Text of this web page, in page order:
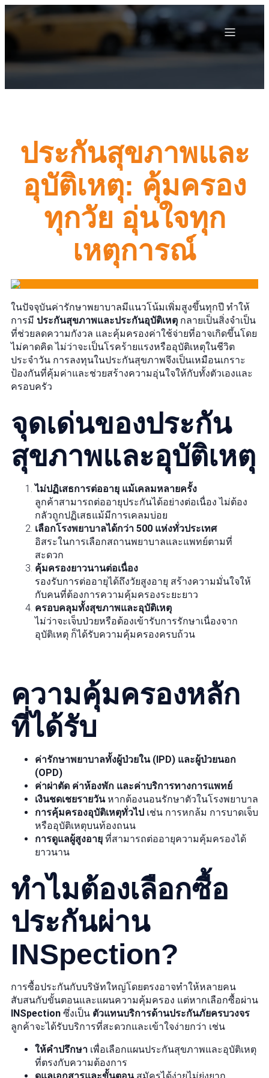
ประกันสุขภาพและ
อุบัติเหตุ: คุ้มครอง
ทุกวัย อุ่นใจทุก
เหตุการณ์
ในปัจจุบันค่ารักษาพยาบาลมีแนวโน้มเพิ่มสูงขึ้นทุกปี ทำให้
การมี ประกันสุขภาพและประกันอุบัติเหตุ กลายเป็นสิ่งจำเป็น
ที่ช่วยลดความกังวล และคุ้มครองค่าใช้จ่ายที่อาจเกิดขึ้นโดย
ไม่คาดคิด ไม่ว่าจะเป็นโรคร้ายแรงหรืออุบัติเหตุในชีวิต
ประจำวัน การลงทุนในประกันสุขภาพจึงเป็นเหมือนเกราะ
ป้องกันที่คุ้มค่าและช่วยสร้างความอุ่นใจให้กับทั้งตัวเองและ
ครอบครัว
จุดเด่นของประกัน
สุขภาพและอุบัติเหตุ
ไม่ปฏิเสธการต่ออายุ แม้เคลมหลายครั้ง
ลูกค้าสามารถต่ออายุประกันได้อย่างต่อเนื่อง ไม่ต้อง
กลัวถูกปฏิเสธแม้มีการเคลมบ่อย
เลือกโรงพยาบาลได้กว่า 500 แห่งทั่วประเทศ
อิสระในการเลือกสถานพยาบาลและแพทย์ตามที่
สะดวก
คุ้มครองยาวนานต่อเนื่อง
รองรับการต่ออายุได้ถึงวัยสูงอายุ สร้างความมั่นใจให้
กับคนที่ต้องการความคุ้มครองระยะยาว
ครอบคลุมทั้งสุขภาพและอุบัติเหตุ
ไม่ว่าจะเจ็บป่วยหรือต้องเข้ารับการรักษาเนื่องจาก
อุบัติเหตุ ก็ได้รับความคุ้มครองครบถ้วน
ความคุ้มครองหลัก
ที่ได้รับ
ค่ารักษาพยาบาลทั้งผู้ป่วยใน (IPD) และผู้ป่วยนอก
(OPD)
ค่าผ่าตัด ค่าห้องพัก และค่าบริการทางการแพทย์
เงินชดเชยรายวันหากต้องนอนรักษาตัวในโรงพยาบาล
การคุ้มครองอุบัติเหตุทั่วไป เช่น การหกล้ม การบาดเจ็บ
หรืออุบัติเหตุบนท้องถนน
การดูแลผู้สูงอายุ ที่สามารถต่ออายุความคุ้มครองได้
ยาวนาน
ทำไมต้องเลือกซื้อ
ประกันผ่าน
INSpection?
การซื้อประกันกับบริษัทใหญ่โดยตรงอาจทำให้หลายคน
สับสนกับขั้นตอนและแผนความคุ้มครอง แต่หากเลือกซื้อผ่าน
INSpection ซึ่งเป็น ตัวแทนบริการด้านประกันภัยครบวงจร
ลูกค้าจะได้รับบริการที่สะดวกและเข้าใจง่ายกว่า เช่น
ให้คำปรึกษา เพื่อเลือกแผนประกันสุขภาพและอุบัติเหตุ
ที่ตรงกับความต้องการ